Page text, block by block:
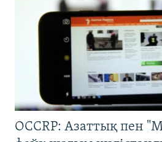
OCCRP: Азаттық пен